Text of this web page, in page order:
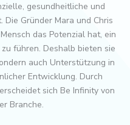
gesundheitliche und
Gründer Mara und Chris
das Potenzial hat, ein
führen. Deshalb bieten sie
auch Unterstützung in
Entwicklung. Durch
sich Be Infinity von
Branche.